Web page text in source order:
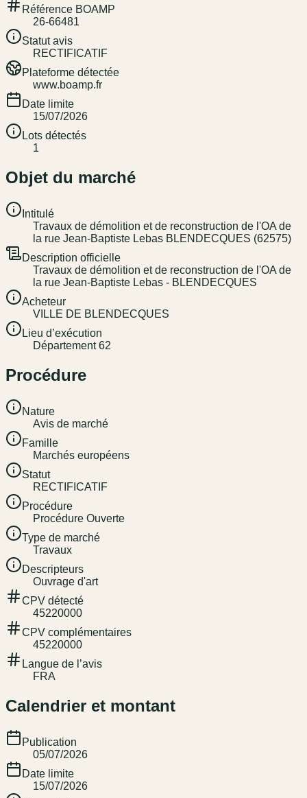
Référence BOAMP
26-66481
Statut avis
RECTIFICATIF
Plateforme détectée
www.boamp.fr
Date limite
15/07/2026
Lots détectés
1
Objet du marché
Intitulé
Travaux de démolition et de reconstruction de l'OA de
la rue Jean-Baptiste Lebas BLENDECQUES (62575)
Description officielle
Travaux de démolition et de reconstruction de l'OA de
la rue Jean-Baptiste Lebas - BLENDECQUES
Acheteur
VILLE DE BLENDECQUES
Lieu d’exécution
Département 62
Procédure
Nature
Avis de marché
Famille
Marchés européens
Statut
RECTIFICATIF
Procédure
Procédure Ouverte
Type de marché
Travaux
Descripteurs
Ouvrage d'art
CPV détecté
45220000
CPV complémentaires
45220000
Langue de l’avis
FRA
Calendrier et montant
Publication
05/07/2026
Date limite
15/07/2026